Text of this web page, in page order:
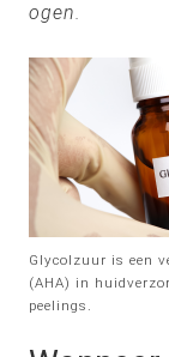
ogen.
Glycolzuur is een
(AHA) in
peelings.